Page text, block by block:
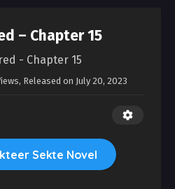
– Chapter 15
- Chapter 15
, Released on July 20, 2023
Sekte Novel